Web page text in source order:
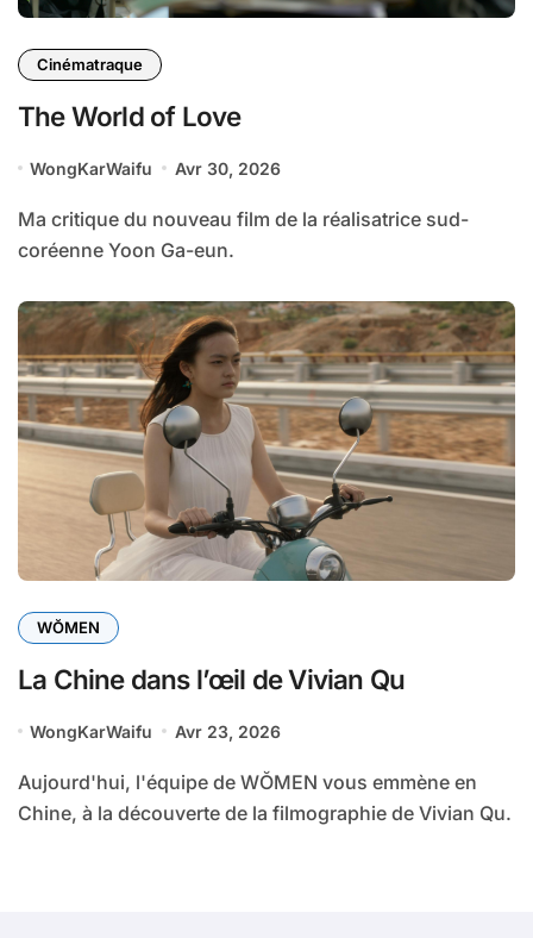
Cinématraque
The World of Love
WongKarWaifu Avr 30, 2026
Ma critique du nouveau film de la réalisatrice sud-
coréenne Yoon Ga-eun.
WŎMEN
La Chine dans l’œil de Vivian Qu
WongKarWaifu Avr 23, 2026
Aujourd'hui, l'équipe de WŎMEN vous emmène en
Chine, à la découverte de la filmographie de Vivian Qu.